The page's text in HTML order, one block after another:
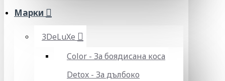
Марки
3DeLuXe
Color - За боядисана коса
Detox - За дълбоко